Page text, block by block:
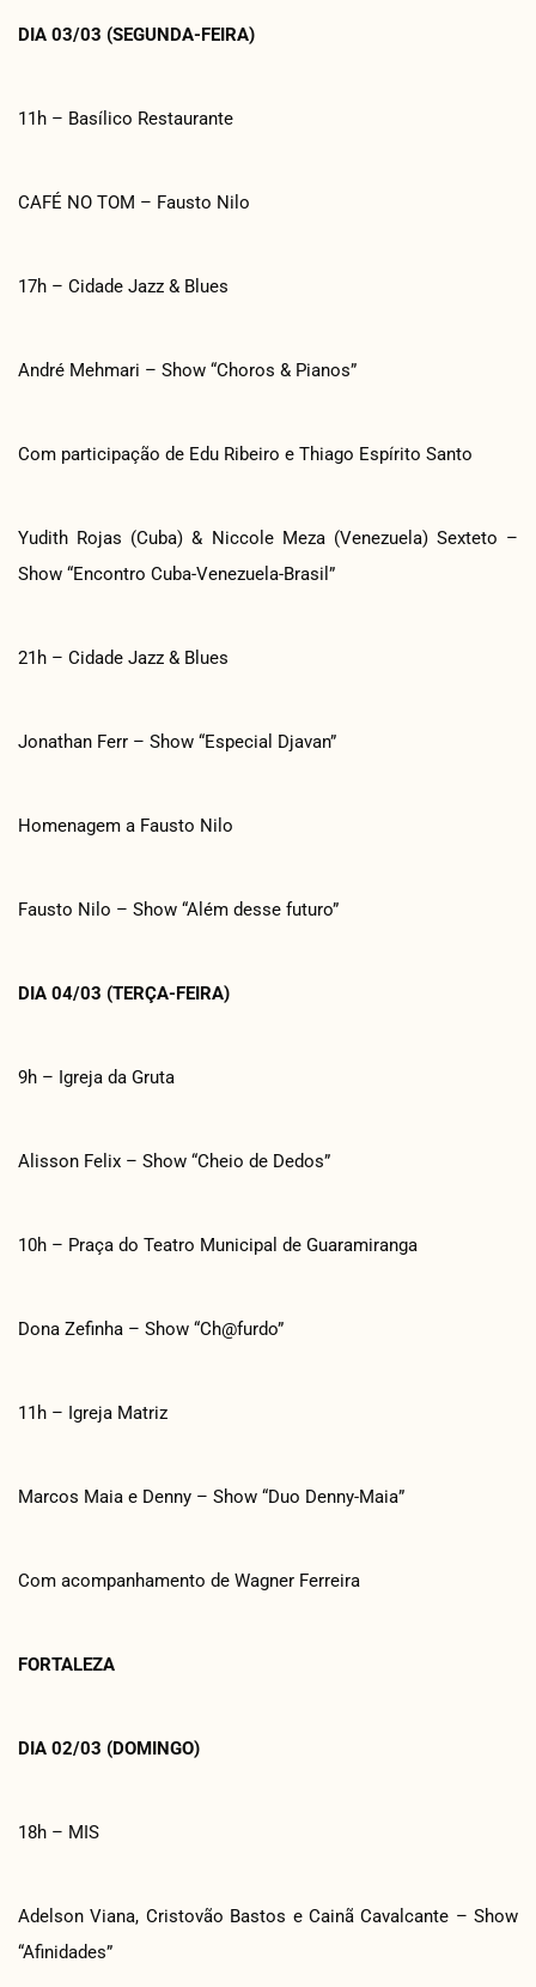
DIA 03/03 (SEGUNDA-FEIRA)
11h – Basílico Restaurante
CAFÉ NO TOM – Fausto Nilo
17h – Cidade Jazz & Blues
André Mehmari – Show “Choros & Pianos”
Com participação de Edu Ribeiro e Thiago Espírito Santo
Yudith Rojas (Cuba) & Niccole Meza (Venezuela) Sexteto –
Show “Encontro Cuba-Venezuela-Brasil”
21h – Cidade Jazz & Blues
Jonathan Ferr – Show “Especial Djavan”
Homenagem a Fausto Nilo
Fausto Nilo – Show “Além desse futuro”
DIA 04/03 (TERÇA-FEIRA)
9h – Igreja da Gruta
Alisson Felix – Show “Cheio de Dedos”
10h – Praça do Teatro Municipal de Guaramiranga
Dona Zefinha – Show “Ch@furdo”
11h – Igreja Matriz
Marcos Maia e Denny – Show “Duo Denny-Maia”
Com acompanhamento de Wagner Ferreira
FORTALEZA
DIA 02/03 (DOMINGO)
18h – MIS
Adelson Viana, Cristovão Bastos e Cainã Cavalcante – Show
“Afinidades”